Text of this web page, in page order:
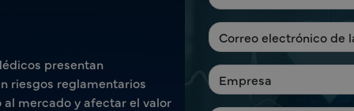
presentan
riesgos reglamentarios
mercado y afectar el valor